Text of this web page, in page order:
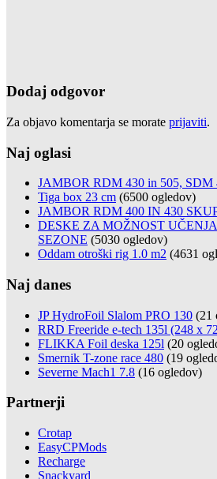
Dodaj odgovor
Za objavo komentarja se morate prijaviti.
Naj oglasi
JAMBOR RDM 430 in 505, SDM
Tiga box 23 cm (6500 ogledov)
JAMBOR RDM 400 IN 430
DESKE ZA MOŽNOST
SEZONE (5030 ogledov)
Oddam otroški rig 1.0 m2 (4631
Naj danes
JP HydroFoil Slalom PRO 130 (21
RRD Freeride e-tech 135l (248 x
FLIKKA Foil deska 125l (20
Smernik T-zone race 480 (19
Severne Mach1 7.8 (16 ogledov)
Partnerji
Crotap
EasyCPMods
Recharge
Snackyard